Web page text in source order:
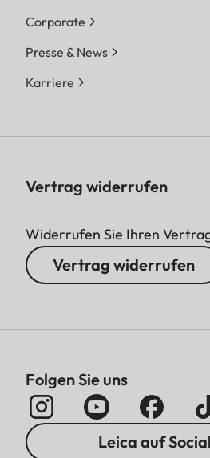
Corporate
Presse & News
Karriere
Vertrag widerrufen
Widerrufen Sie Ihren
Vertrag widerrufen
Folgen Sie uns
Leica auf